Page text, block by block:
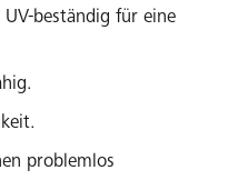
beständig für eine
problemlos